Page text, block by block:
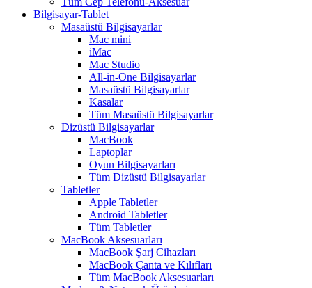
Bilgisayar-Tablet
Masaüstü Bilgisayarlar
Mac mini
iMac
Mac Studio
All-in-One Bilgisayarlar
Masaüstü Bilgisayarlar
Kasalar
Tüm Masaüstü Bilgisayarlar
Dizüstü Bilgisayarlar
MacBook
Laptoplar
Oyun Bilgisayarları
Tüm Dizüstü Bilgisayarlar
Tabletler
Apple Tabletler
Android Tabletler
Tüm Tabletler
MacBook Aksesuarları
MacBook Şarj Cihazları
MacBook Çanta ve Kılıfları
Tüm MacBook Aksesuarları